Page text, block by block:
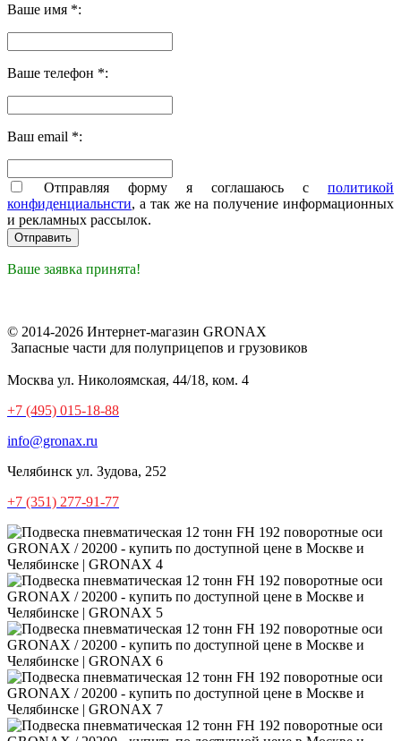
Ваше имя *:
Ваше телефон *:
Ваш email *:
Отправляя форму я соглашаюсь с политикой
конфиденциальнсти, а так же на получение информационных
и рекламных рассылок.
Ваше заявка принята!
© 2014-2026 Интернет-магазин GRONAX
Запасные части для полуприцепов и грузовиков
Москва ул. Николоямская, 44/18, ком. 4
+7 (495) 015-18-88
info@gronax.ru
Челябинск ул. Зудова, 252
+7 (351) 277-91-77